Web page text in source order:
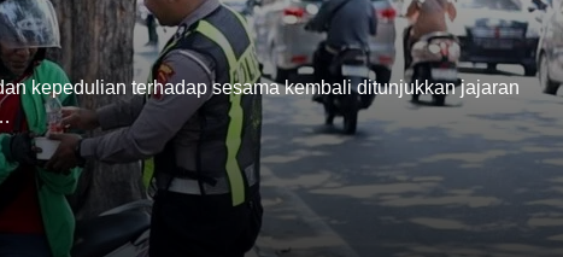
Polda Jatim melalui Polsek Ngambon menyalurkan bantuan